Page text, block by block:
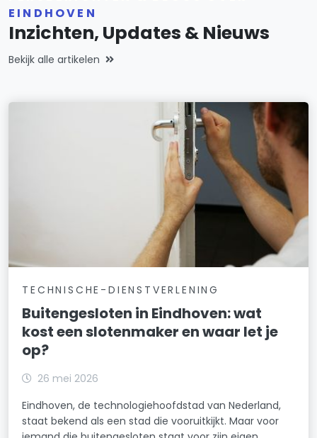
EINDHOVEN
Inzichten, Updates & Nieuws
Bekijk alle artikelen
TECHNISCHE-DIENSTVERLENING
Buitengesloten in Eindhoven: wat
kost een slotenmaker en waar let je
op?
26 mei 2026
Eindhoven, de technologiehoofdstad van Nederland,
staat bekend als een stad die vooruitkijkt. Maar voor